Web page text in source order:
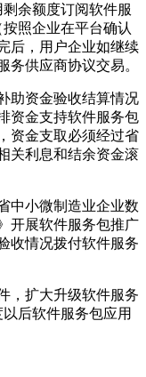
余额度订阅软件服
照企业在平台确认
后，用户企业如继续
务供应商协议交易。
助资金验收结算情况
资金支持软件服务包
资金支取必须经过省
关利息和结余资金滚
中小微制造业企业数
开展软件服务包推广
收情况拨付软件服务
，扩大升级软件服务
后软件服务包应用